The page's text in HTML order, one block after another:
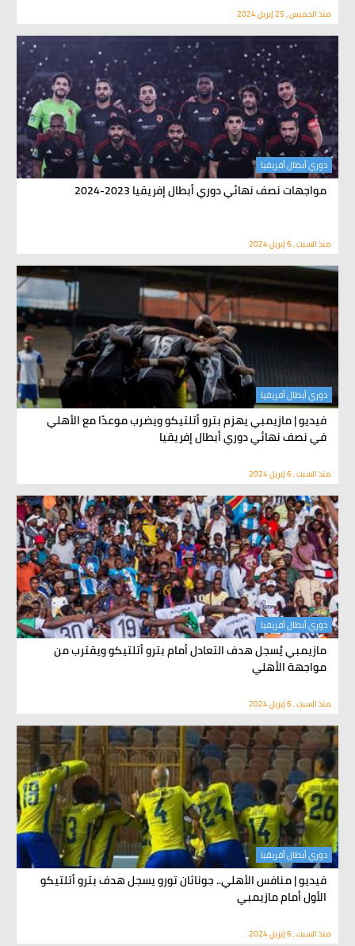
منذ الخميس , 25 إبريل 2024
مواجهات نصف نهائي دوري أبطال إفريقيا 2023-2024
دوري أبطال أفريقيا
منذ السبت , 6 إبريل 2024
فيديو | مازيمبي يهزم بترو أتلتيكو ويضرب موعدًا مع الأهلي
في نصف نهائي دوري أبطال إفريقيا
دوري أبطال أفريقيا
منذ السبت , 6 إبريل 2024
مازيمبي يُسجل هدف التعادل أمام بترو أتلتيكو ويقترب من
مواجهة الأهلي
دوري أبطال أفريقيا
منذ السبت , 6 إبريل 2024
فيديو | منافس الأهلي.. جوناثان تورو يسجل هدف بترو أتلتيكو
الأول أمام مازيمبي
دوري أبطال أفريقيا
منذ السبت , 6 إبريل 2024